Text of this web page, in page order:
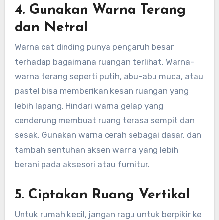
4. Gunakan Warna Terang
dan Netral
Warna cat dinding punya pengaruh besar
terhadap bagaimana ruangan terlihat. Warna-
warna terang seperti putih, abu-abu muda, atau
pastel bisa memberikan kesan ruangan yang
lebih lapang. Hindari warna gelap yang
cenderung membuat ruang terasa sempit dan
sesak. Gunakan warna cerah sebagai dasar, dan
tambah sentuhan aksen warna yang lebih
berani pada aksesori atau furnitur.
5. Ciptakan Ruang Vertikal
Untuk rumah kecil, jangan ragu untuk berpikir ke